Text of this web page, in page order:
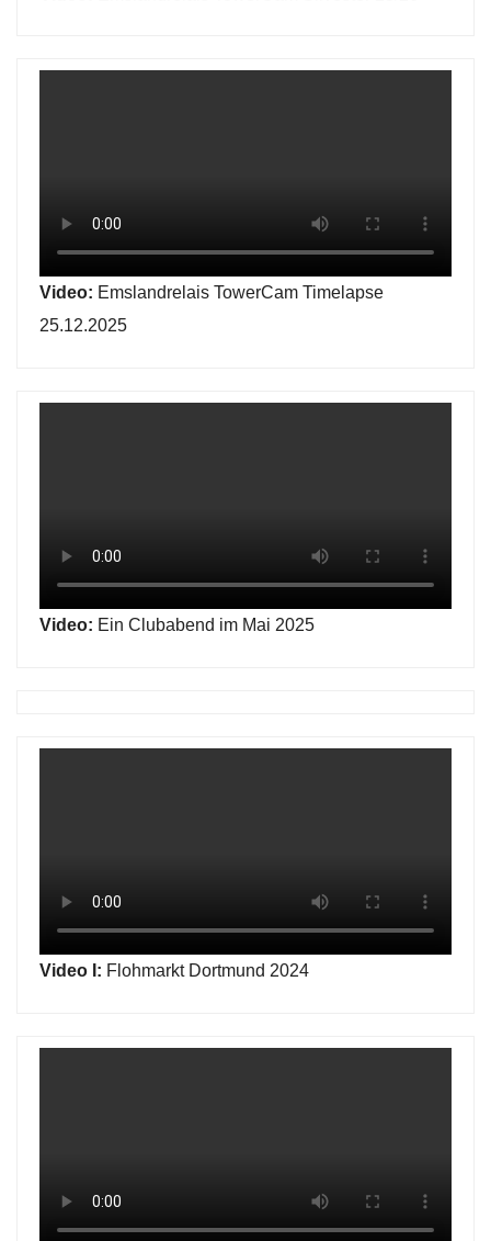
Video: Emslandrelais TowerCam Timelapse
25.12.2025
Video: Ein Clubabend im Mai 2025
Video I: Flohmarkt Dortmund 2024